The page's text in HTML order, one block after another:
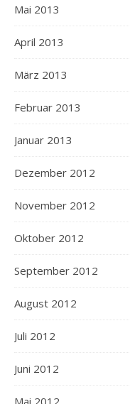
Mai 2013
April 2013
März 2013
Februar 2013
Januar 2013
Dezember 2012
November 2012
Oktober 2012
September 2012
August 2012
Juli 2012
Juni 2012
Mai 2012